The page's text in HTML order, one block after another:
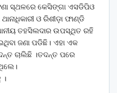
ସ୍ଥଳରେ କେସିଙ୍ଗା ଏସଡିପିଓ
ଓ ରିଶୀଡ଼ା ଫାଣ୍ଡି
ତହସିଲଦାର ଉପସ୍ଥିତ ରହି
ଜଣା ପଡିଛି। ଏହା ଏକ
ଚାଲିଛି ।ତଦନ୍ତ ପରେ
।